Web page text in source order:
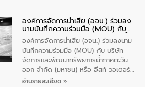
ชุมชนและการบำบัดน้ำเสียเบื้องต้น ให้กับ
นักเรียนชั้นประถมศึกษาปีที่ 5 โรงเรียน
เทศบาล 1 (พะเยาประชานุกูล) จำนวน 30
คน
องค์การจัดการน้ำเสีย (อจน.) ร่วมลง
นามบันทึกความร่วมมือ (MOU) กับ
บริษัท จัดการและพัฒนาทรัพยากรน้ำ
ภาคตะวันออก จำกัด (มหาชน) หรือ อีส
ท์ วอเตอร์
องค์การจัดการน้ำเสีย (อจน.) ร่วมลงนาม
บันทึกความร่วมมือ (MOU) กับ บริษัท
จัดการและพัฒนาทรัพยากรน้ำภาคตะวัน
ออก จำกัด (มหาชน) หรือ อีสท์ วอเตอร์
เมื่อวันอังคารที่ 4 สิงหาคม 2569 ณ ห้อง
อ่านรายละเอียด »